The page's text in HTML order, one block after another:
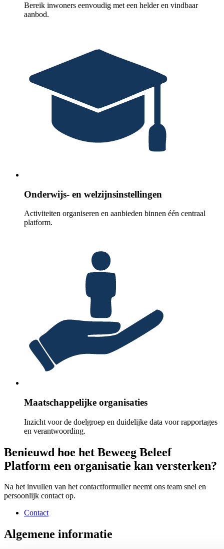
Bereik inwoners eenvoudig met een helder en vindbaar
aanbod.
Onderwijs- en welzijnsinstellingen
Activiteiten organiseren en aanbieden binnen één centraal
platform.
Maatschappelijke organisaties
Inzicht voor de doelgroep en duidelijke data voor rapportages
en verantwoording.
Benieuwd hoe het Beweeg Beleef
Platform een organisatie kan versterken?
Na het invullen van het contactformulier neemt ons team snel en
persoonlijk contact op.
Contact
Algemene informatie